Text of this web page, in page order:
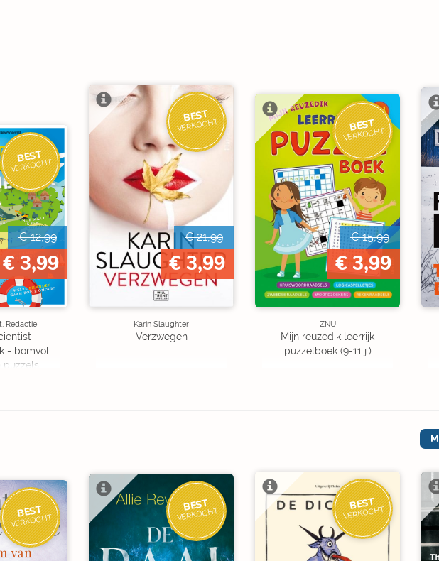
BEST
VERKOCHT
€ 12,99
€ 3,99
Redactie
- bomvol
puzzels
BEST
VERKOCHT
€ 21,99
€ 3,99
Karin Slaughter
Verzwegen
BEST
VERKOCHT
€ 15,99
€ 3,99
ZNU
Mijn reuzedik leerrijk
puzzelboek (9-11 j.)
BEST
VERKOCHT
BEST
VERKOCHT
BEST
VERKOCHT